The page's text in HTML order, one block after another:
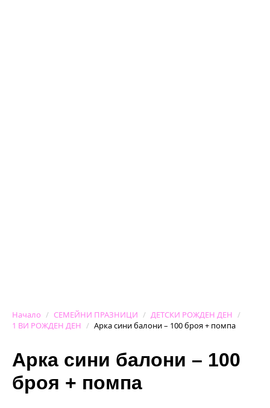
Начало СЕМЕЙНИ ПРАЗНИЦИ
ДЕТСКИ РОЖДЕН ДЕН
1 ВИ РОЖДЕН ДЕН
Арка сини балони – 100 броя + помпа
Арка сини балони – 100
броя + помпа